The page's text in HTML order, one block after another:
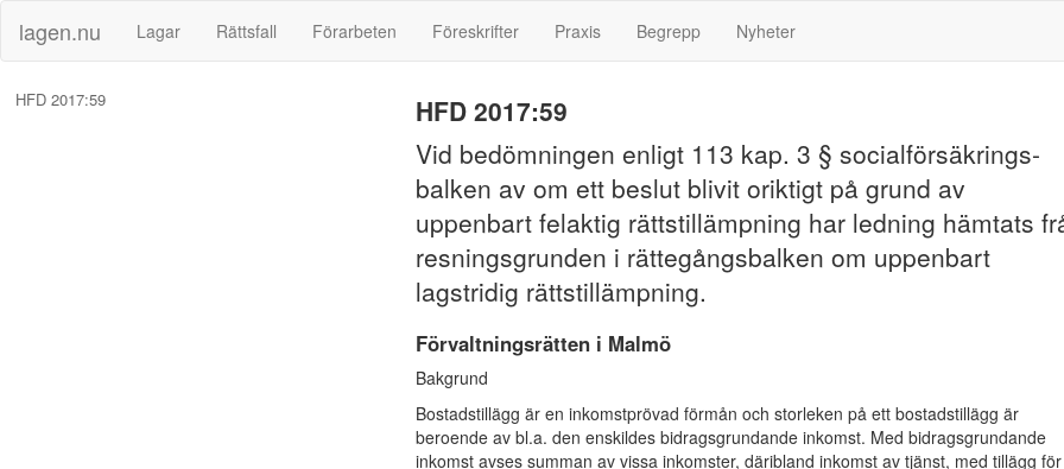
lagen.nu Lagar Rättsfall Förarbeten Föreskrifter Praxis Begrepp Nyheter
HFD 2017:59
HFD 2017:59
Vid bedömningen enligt 113 kap. 3 § socialförsäkrings-
balken av om ett beslut blivit oriktigt på grund av
uppenbart felaktig rättstillämpning har ledning hämtats
resningsgrunden i rättegångsbalken om uppenbart
lagstridig rättstillämpning.
Förvaltningsrätten i Malmö
Bakgrund
Bostadstillägg är en inkomstprövad förmån och storleken på ett bostadstillägg är
beroende av bl.a. den enskildes bidragsgrundande inkomst. Med bidragsgrundande
inkomst avses summan av vissa inkomster, däribland inkomst av tjänst, med tillägg